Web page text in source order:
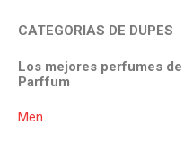
CATEGORIAS DE DUPES
Los mejores perfumes
Parffum
Men